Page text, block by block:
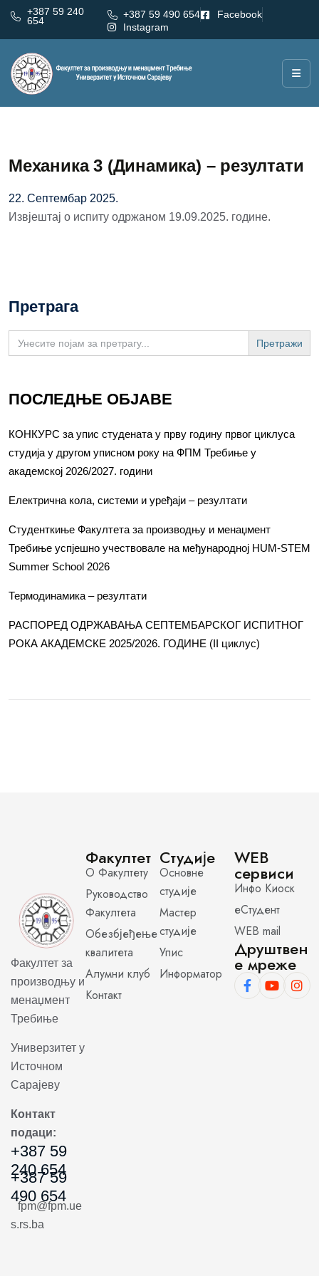
+387 59 240
654
+387 59 490 654
Facebook
Instagram
Механика 3 (Динамика) – резултати
22. Септембар 2025.
Извјештај о испиту одржаном 19.09.2025. године.
Претрага
Search
for:
ПОСЛЕДЊЕ ОБЈАВЕ
КОНКУРС за упис студената у прву годину првог циклуса
студија у другом уписном року на ФПМ Требиње у
академској 2026/2027. години
Електрична кола, системи и уређаји – резултати
Студенткиње Факултета за производњу и менаџмент
Требиње успјешно учествовале на међународној HUM-STEM
Summer School 2026
Термодинамика – резултати
РАСПОРЕД ОДРЖАВАЊА СЕПТЕМБАРСКОГ ИСПИТНОГ
РОКА АКАДЕМСКЕ 2025/2026. ГОДИНЕ (II циклус)
Факултет за
производњу и
менаџмент
Требиње
Универзитет у
Источном
Сарајеву
Контакт
подаци:
+387 59
240 654
+387 59
490 654
fpm@fpm.ue
s.rs.ba
Факултет
О Факултету
Руководство
Факултета
Обезбјеђење
квалитета
Алумни клуб
Контакт
Студије
Основне
студије
Мастер
студије
Упис
Информатор
WEB
сервиси
Инфо Киоск
еСтудент
WEB mail
Друштвен
е мреже